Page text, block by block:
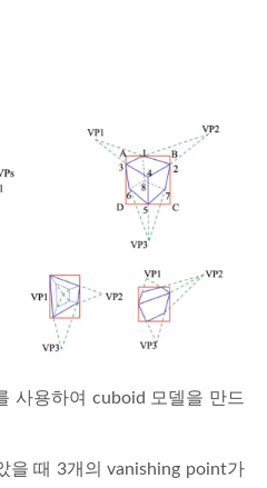
사용하여 cuboid 모델을 만드
을 때 3개의 vanishing point가